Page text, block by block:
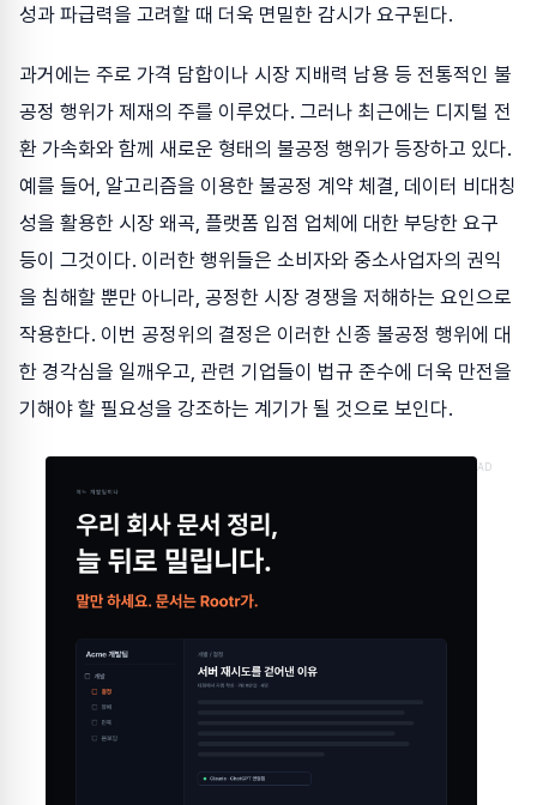
성과 파급력을 고려할 때 더욱 면밀한 감시가 요구된다.
과거에는 주로 가격 담합이나 시장 지배력 남용 등 전통적인 불
공정 행위가 제재의 주를 이루었다. 그러나 최근에는 디지털 전
환 가속화와 함께 새로운 형태의 불공정 행위가 등장하고 있다.
예를 들어, 알고리즘을 이용한 불공정 계약 체결, 데이터 비대칭
성을 활용한 시장 왜곡, 플랫폼 입점 업체에 대한 부당한 요구
등이 그것이다. 이러한 행위들은 소비자와 중소사업자의 권익
을 침해할 뿐만 아니라, 공정한 시장 경쟁을 저해하는 요인으로
작용한다. 이번 공정위의 결정은 이러한 신종 불공정 행위에 대
한 경각심을 일깨우고, 관련 기업들이 법규 준수에 더욱 만전을
기해야 할 필요성을 강조하는 계기가 될 것으로 보인다.
AD